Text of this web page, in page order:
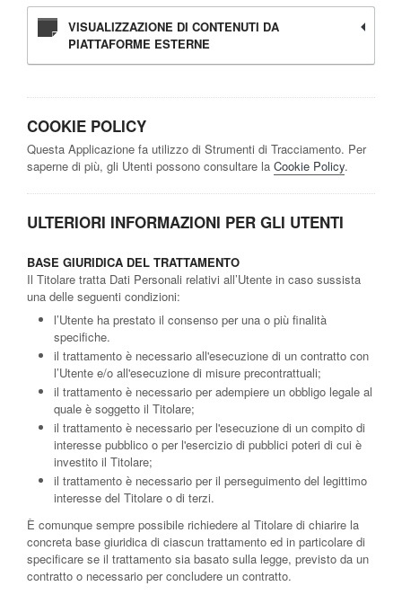
VISUALIZZAZIONE DI CONTENUTI DA
PIATTAFORME ESTERNE
COOKIE POLICY
Questa Applicazione fa utilizzo di Strumenti di Tracciamento. Per
saperne di più, gli Utenti possono consultare la Cookie Policy.
ULTERIORI INFORMAZIONI PER GLI UTENTI
BASE GIURIDICA DEL TRATTAMENTO
Il Titolare tratta Dati Personali relativi all’Utente in caso sussista
una delle seguenti condizioni:
l’Utente ha prestato il consenso per una o più finalità
specifiche.
il trattamento è necessario all'esecuzione di un contratto con
l’Utente e/o all'esecuzione di misure precontrattuali;
il trattamento è necessario per adempiere un obbligo legale al
quale è soggetto il Titolare;
il trattamento è necessario per l'esecuzione di un compito di
interesse pubblico o per l'esercizio di pubblici poteri di cui è
investito il Titolare;
il trattamento è necessario per il perseguimento del legittimo
interesse del Titolare o di terzi.
È comunque sempre possibile richiedere al Titolare di chiarire la
concreta base giuridica di ciascun trattamento ed in particolare di
specificare se il trattamento sia basato sulla legge, previsto da un
contratto o necessario per concludere un contratto.